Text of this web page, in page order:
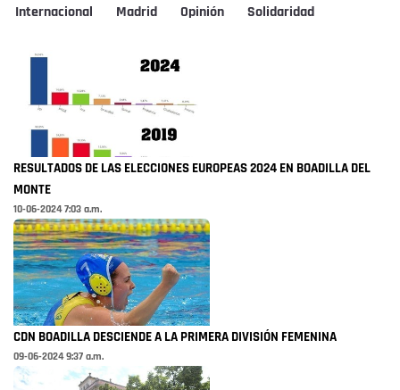
Internacional
Madrid Opinión Solidaridad
RESULTADOS DE LAS ELECCIONES EUROPEAS 2024 EN BOADILLA DEL
MONTE
10-06-2024 7:03 a.m.
CDN BOADILLA DESCIENDE A LA PRIMERA DIVISIÓN FEMENINA
09-06-2024 9:37 a.m.